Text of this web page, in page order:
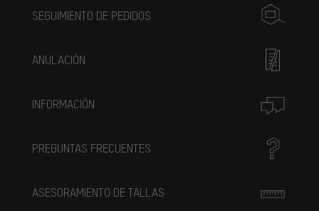
SEGUIMIENTO DE PEDIDOS
ANULACIÓN
INFORMACIÓN
PREGUNTAS FRECUENTES
ASESORAMIENTO DE TALLAS